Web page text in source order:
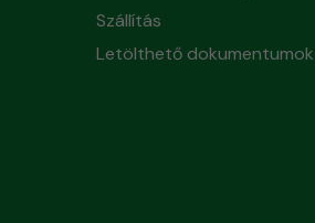
Szállítás
Letölthető dokumentumok